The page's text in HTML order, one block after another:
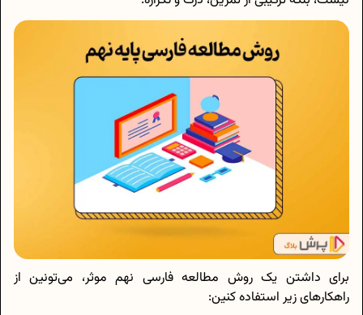
برای داشتن یک روش مطالعه فارسی نهم موثر، می‌تونین از
راهکارهای زیر استفاده کنین: